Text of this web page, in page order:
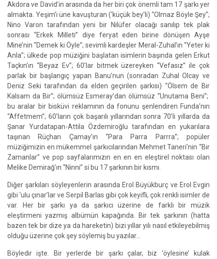
Akdora ve David’in arasında da her biri çok önemli tam 17 şarkı yer
almakta. Yeşim’i üne kavuşturan (‘küçük bey’li) “Olmaz Böyle Şey”;
Nino Varon tarafından yeni bir Nilüfer olacağı sanılıp tek plak
sonrası “Erkek Milleti” diye feryat eden birine dönüşen Ayşe
Mine’nin “Demek ki Öyle”; sevimli kardeşler Meral-Zuhal’ın “Yeter ki
Anla”; ülkede pop müziğini başlatan isimlerin başında gelen Erkut
Taçkın’ın “Beyaz Ev”; 60’lar bitmek üzereyken “Vefasız” ile çok
parlak bir başlangıç yapan Banu’nun (sonradan Zuhal Olcay ve
Deniz Seki tarafından da elden geçirilen şarkısı) “Ölsem de Bir
Kalsam da Bir”; ölümsüz Esmeray’dan ölümsüz “Unutama Beni”;
bu aralar bir bisküvi reklamının da fonunu şenlendiren Funda’nın
“Affetmem”; 60’ların çok başarılı yıllarından sonra 70’li yıllarda da
Şanar Yurdatapan-Attila Özdemiroğlu tarafından en yukarılara
taşınan Rüçhan Çamay’ın “Para Parra Parrra”; popüler
müziğimizin en mükemmel şarkıcılarından Mehmet Taneri’nin “Bir
Zamanlar” ve pop sayfalarımızın en en en eleştirel noktası olan
Melike Demirağ’ın “Ninni” si bu 17 şarkının bir kısmı.
Diğer şarkıları söyleyenlerin arasında Erol Büyükburç ve Erol Evgin
gibi ‘ulu çınar’lar ve Serpil Barlas gibi çok keyifli, çok renkli isimler de
var. Her bir şarkı ya da şarkıcı üzerine de farklı bir müzik
eleştirmeni yazmış albümün kapağında. Bir tek şarkının (hatta
bazen tek bir dize ya da hareketin) bizi yıllar yılı nasıl etkileyebilmiş
olduğu üzerine çok şey söylemiş bu yazılar…
Böyledir işte. Bir yerlerde bir şarkı çalar, biz ‘öylesine’ kulak